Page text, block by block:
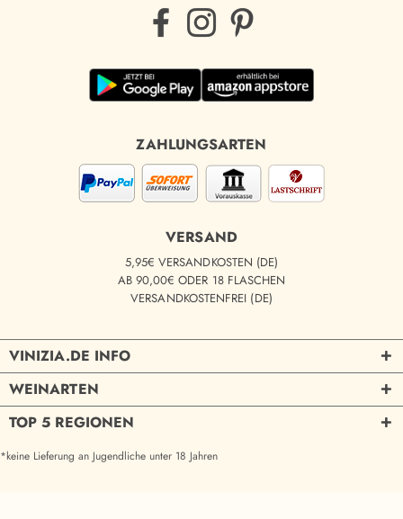
ZAHLUNGSARTEN
VERSAND
5,95€ VERSANDKOSTEN (DE)
AB 90,00€ ODER 18 FLASCHEN
VERSANDKOSTENFREI (DE)
VINIZIA.DE INFO
WEINARTEN
TOP 5 REGIONEN
*keine Lieferung an Jugendliche unter 18 Jahren